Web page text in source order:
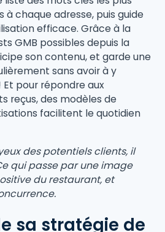
chaque adresse, puis guide
efficace. Grâce à la
GMB possibles depuis la
son contenu, et garde une
sans avoir à y
pour répondre aux
reçus, des modèles de
facilitent le quotidien
des potentiels clients, il
qui passe par une image
du restaurant, et
sa stratégie de